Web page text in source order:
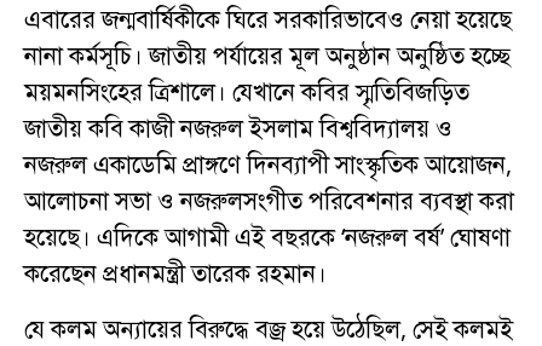
এবারের জন্মবার্ষিকীকে ঘিরে সরকারিভাবেও নেয়া হয়েছে
নানা কর্মসূচি। জাতীয় পর্যায়ের মূল অনুষ্ঠান অনুষ্ঠিত হচ্ছে
ময়মনসিংহের ত্রিশালে। যেখানে কবির স্মৃতিবিজড়িত
জাতীয় কবি কাজী নজরুল ইসলাম বিশ্ববিদ্যালয় ও
নজরুল একাডেমি প্রাঙ্গণে দিনব্যাপী সাংস্কৃতিক আয়োজন,
আলোচনা সভা ও নজরুলসংগীত পরিবেশনার ব্যবস্থা করা
হয়েছে। এদিকে আগামী এই বছরকে ‘নজরুল বর্ষ’ ঘোষণা
করেছেন প্রধানমন্ত্রী তারেক রহমান।
যে কলম অন্যায়ের বিরুদ্ধে বজ্র হয়ে উঠেছিল, সেই কলমই